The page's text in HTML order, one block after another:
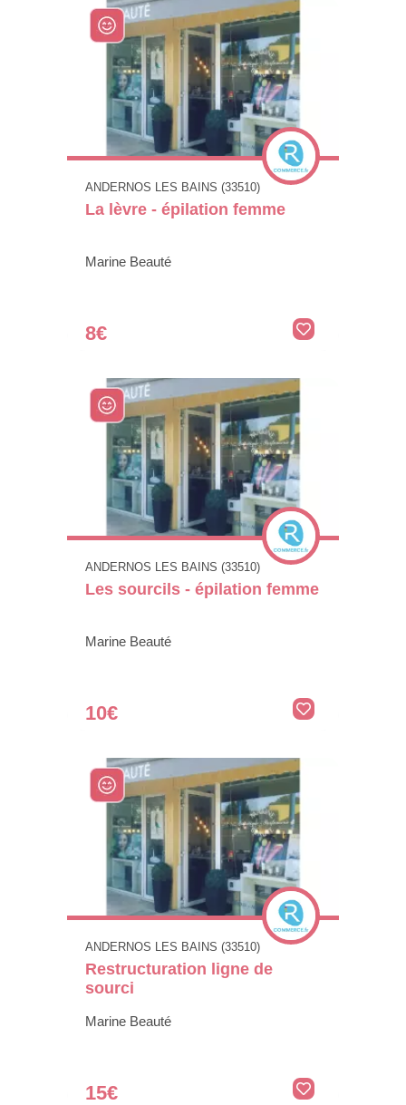
ANDERNOS LES BAINS (33510)
La lèvre - épilation femme
Marine Beauté
8€
ANDERNOS LES BAINS (33510)
Les sourcils - épilation femme
Marine Beauté
10€
ANDERNOS LES BAINS (33510)
Restructuration ligne de
sourci
Marine Beauté
15€